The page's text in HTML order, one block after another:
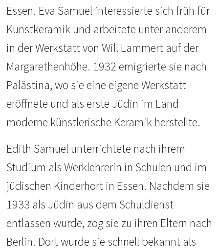
Essen. Eva Samuel interessierte sich früh für
Kunstkeramik und arbeitete unter anderem
in der Werkstatt von Will Lammert auf der
Margarethenhöhe. 1932 emigrierte sie nach
Palästina, wo sie eine eigene Werkstatt
eröffnete und als erste Jüdin im Land
moderne künstlerische Keramik herstellte.
Edith Samuel unterrichtete nach ihrem
Studium als Werklehrerin in Schulen und im
jüdischen Kinderhort in Essen. Nachdem sie
1933 als Jüdin aus dem Schuldienst
entlassen wurde, zog sie zu ihren Eltern nach
Berlin. Dort wurde sie schnell bekannt als